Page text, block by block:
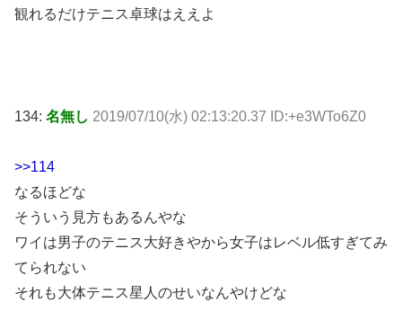
観れるだけテニス卓球はええよ
134: 名無し 2019/07/10(水) 02:13:20.37 ID:+e3WTo6Z0
>>114
なるほどな
そういう見方もあるんやな
ワイは男子のテニス大好きやから女子はレベル低すぎてみ
てられない
それも大体テニス星人のせいなんやけどな